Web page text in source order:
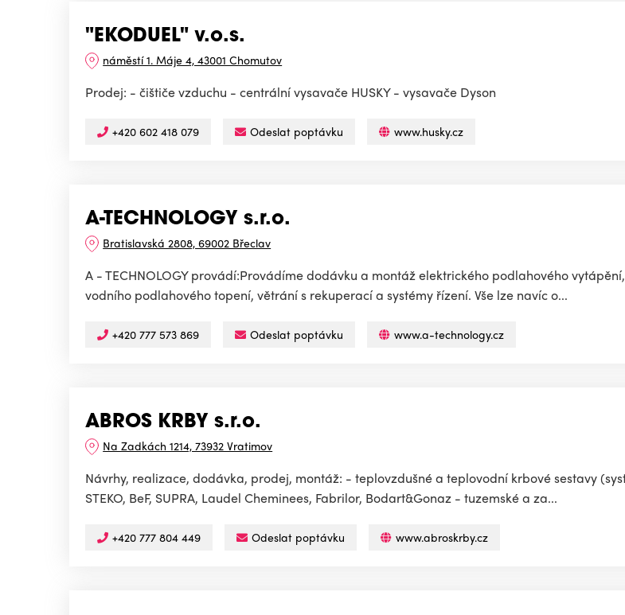
"EKODUEL" v.o.s.
náměstí 1. Máje 4, 43001 Chomutov
Prodej: - čištiče vzduchu - centrální vysavače HUSKY - vysavače Dyson
+420 602 418 079 Odeslat poptávku www.husky.cz
A-TECHNOLOGY s.r.o.
Bratislavská 2808, 69002 Břeclav
A - TECHNOLOGY provádí:Provádíme dodávku a montáž elektrického podlahového
vodního podlahového topení, větrání s rekuperací a systémy řízení. Vše lze navíc o...
+420 777 573 869 Odeslat poptávku www.a-technology.cz
ABROS KRBY s.r.o.
Na Zadkách 1214, 73932 Vratimov
Návrhy, realizace, dodávka, prodej, montáž: - teplovzdušné a teplovodní krbové sestavy
STEKO, BeF, SUPRA, Laudel Cheminees, Fabrilor, Bodart&Gonaz - tuzemské a za...
+420 777 804 449 Odeslat poptávku www.abroskrby.cz